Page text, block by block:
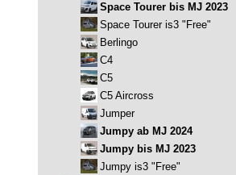
Space Tourer bis MJ 2023
Space Tourer is3 "Free"
Berlingo
C4
C5
C5 Aircross
Jumper
Jumpy ab MJ 2024
Jumpy bis MJ 2023
Jumpy is3 "Free"